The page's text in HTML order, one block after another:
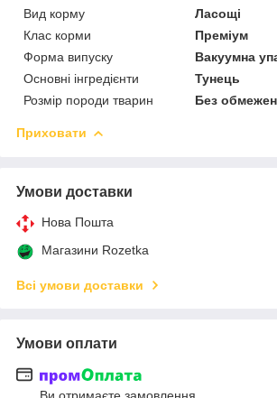
Вид корму
Ласощі
Клас корми
Преміум
Форма випуску
Вакуумна
Основні інгредієнти
Тунець
Розмір породи тварин
Без
Приховати
Умови доставки
Нова Пошта
Магазини Rozetka
Всі умови доставки
Умови оплати